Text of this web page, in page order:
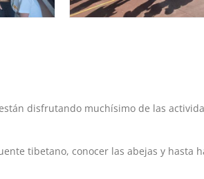
disfrutando muchísimo de las
tibetano, conocer las abejas y hasta